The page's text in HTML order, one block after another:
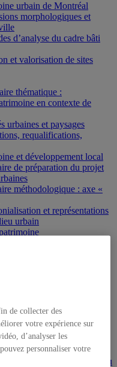
urbain de Montréal
morphologiques et
d’analyse du cadre bâti
et valorisation de sites
thématique :
en contexte de
urbaines et paysages
requalifications,
et développement local
de préparation du projet
méthodologique : axe «
et représentations
urbain
des études
et tourisme
sociales et culturelles du
de collecter des
votre expérience sur
d’analyser les
personnaliser votre